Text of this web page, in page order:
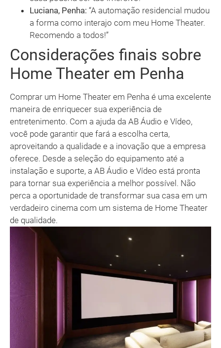
Luciana, Penha: “A automação residencial mudou
a forma como interajo com meu Home Theater.
Recomendo a todos!”
Considerações finais sobre
Home Theater em Penha
Comprar um Home Theater em Penha é uma excelente
maneira de enriquecer sua experiência de
entretenimento. Com a ajuda da AB Áudio e Vídeo,
você pode garantir que fará a escolha certa,
aproveitando a qualidade e a inovação que a empresa
oferece. Desde a seleção do equipamento até a
instalação e suporte, a AB Áudio e Vídeo está pronta
para tornar sua experiência a melhor possível. Não
perca a oportunidade de transformar sua casa em um
verdadeiro cinema com um sistema de Home Theater
de qualidade.